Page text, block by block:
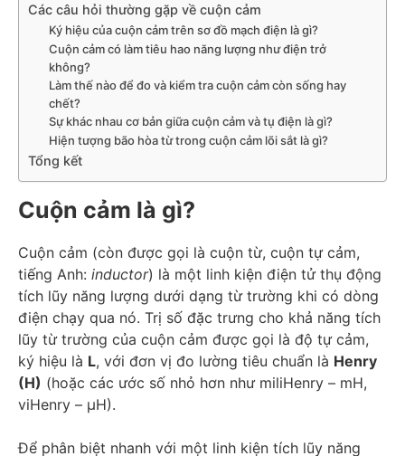
Các câu hỏi thường gặp về cuộn cảm
Ký hiệu của cuộn cảm trên sơ đồ mạch điện là gì?
Cuộn cảm có làm tiêu hao năng lượng như điện trở
không?
Làm thế nào để đo và kiểm tra cuộn cảm còn sống hay
chết?
Sự khác nhau cơ bản giữa cuộn cảm và tụ điện là gì?
Hiện tượng bão hòa từ trong cuộn cảm lõi sắt là gì?
Tổng kết
Cuộn cảm là gì?
Cuộn cảm (còn được gọi là cuộn từ, cuộn tự cảm,
tiếng Anh: inductor) là một linh kiện điện tử thụ động
tích lũy năng lượng dưới dạng từ trường khi có dòng
điện chạy qua nó. Trị số đặc trưng cho khả năng tích
lũy từ trường của cuộn cảm được gọi là độ tự cảm,
ký hiệu là L, với đơn vị đo lường tiêu chuẩn là Henry
(H) (hoặc các ước số nhỏ hơn như miliHenry – mH,
viHenry – µH).
Để phân biệt nhanh với một linh kiện tích lũy năng